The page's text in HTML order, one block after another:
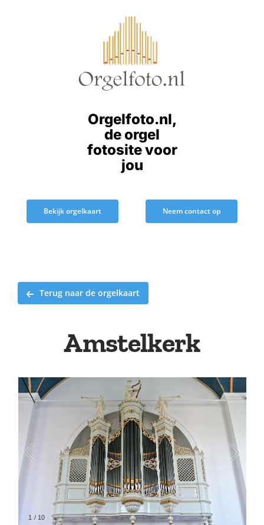
Orgelfoto.nl,
de orgel
fotosite voor
jou
Bekijk orgelkaart Neem contact op
Terug naar de orgelkaart
Amstelkerk
1 / 10